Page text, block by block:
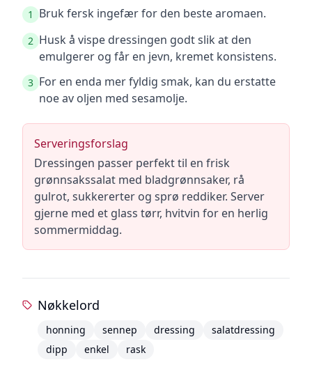
1 Bruk fersk ingefær for den beste aromaen.
2 Husk å vispe dressingen godt slik at den
emulgerer og får en jevn, kremet konsistens.
3 For en enda mer fyldig smak, kan du erstatte
noe av oljen med sesamolje.
Serveringsforslag
Dressingen passer perfekt til en frisk
grønnsakssalat med bladgrønnsaker, rå
gulrot, sukkererter og sprø reddiker. Server
gjerne med et glass tørr, hvitvin for en herlig
sommermiddag.
Nøkkelord
honning sennep dressing
salatdressing
dipp
enkel rask